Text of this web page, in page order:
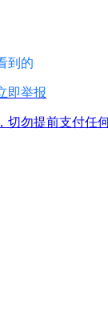
到的
即举报
切勿提前支付任